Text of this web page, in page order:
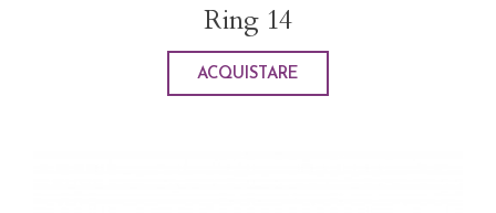
Ring 14
ACQUISTARE